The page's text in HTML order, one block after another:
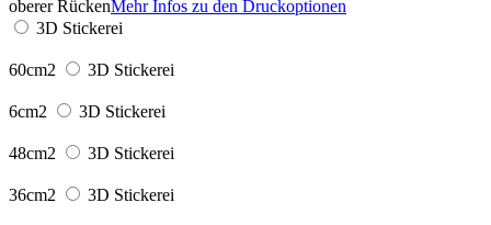
oberer RückenMehr Infos zu den Druckoptionen
3D Stickerei
60cm2 3D Stickerei
6cm2 3D Stickerei
48cm2 3D Stickerei
36cm2 3D Stickerei